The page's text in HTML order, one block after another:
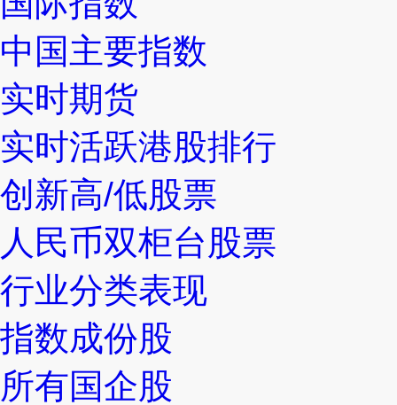
中国主要指数
实时期货
实时活跃港股排行
创新高/低股票
人民币双柜台股票
行业分类表现
指数成份股
所有国企股